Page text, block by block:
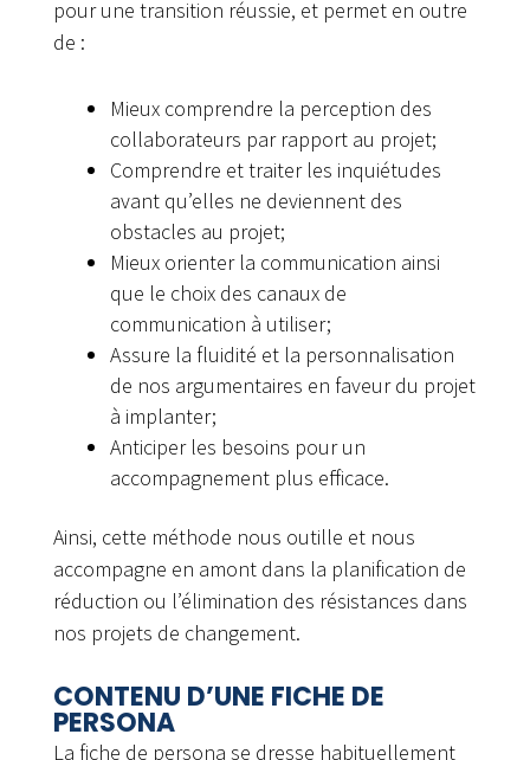
pour une transition réussie, et permet en outre
de :
Mieux comprendre la perception des
collaborateurs par rapport au projet;
Comprendre et traiter les inquiétudes
avant qu’elles ne deviennent des
obstacles au projet;
Mieux orienter la communication ainsi
que le choix des canaux de
communication à utiliser;
Assure la fluidité et la personnalisation
de nos argumentaires en faveur du projet
à implanter;
Anticiper les besoins pour un
accompagnement plus efficace.
Ainsi, cette méthode nous outille et nous
accompagne en amont dans la planification de
réduction ou l’élimination des résistances dans
nos projets de changement.
CONTENU D’UNE FICHE DE
PERSONA
La fiche de persona se dresse habituellement